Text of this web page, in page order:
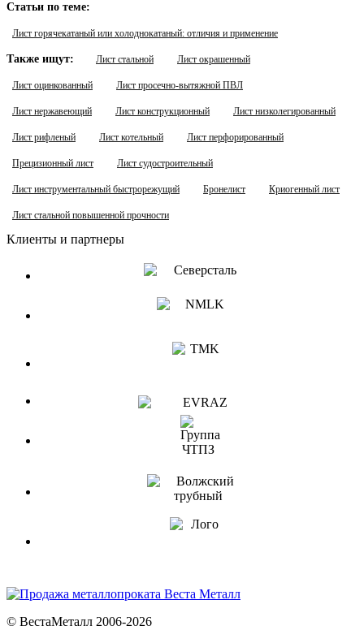
Статьи по теме:
Лист горячекатаный или холоднокатаный: отличия и применение
Также ищут: Лист стальной Лист окрашенный
Лист оцинкованный Лист просечно-вытяжной ПВЛ
Лист нержавеющий Лист конструкционный Лист низколегированный
Лист рифленый Лист котельный Лист перфорированный
Прецизионный лист Лист судостроительный
Лист инструментальный быстрорежущий Бронелист Криогенный лист
Лист стальной повышенной прочности
Клиенты и партнеры
© ВестаМеталл 2006-2026